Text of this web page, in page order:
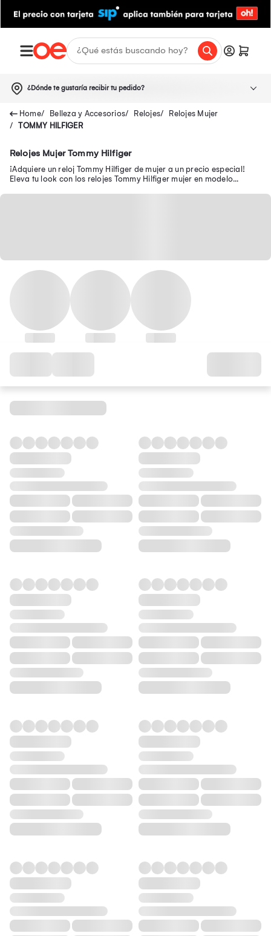
¿Dónde te gustaría recibir tu pedido?
Belleza y Accesorios Relojes
Relojes Mujer
TOMMY HILFIGER
Relojes Mujer Tommy Hilfiger
¡Adquiere un reloj Tommy Hilfiger de mujer a un precio especial!
Eleva tu look con los relojes Tommy Hilfiger mujer en modelo